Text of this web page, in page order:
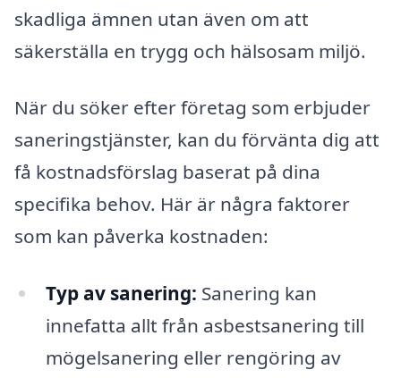
skadliga ämnen utan även om att
säkerställa en trygg och hälsosam miljö.
När du söker efter företag som erbjuder
saneringstjänster, kan du förvänta dig att
få kostnadsförslag baserat på dina
specifika behov. Här är några faktorer
som kan påverka kostnaden:
Typ av sanering: Sanering kan
innefatta allt från asbestsanering till
mögelsanering eller rengöring av